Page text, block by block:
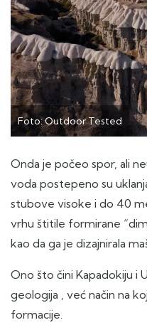
Foto: Outdoor Tested
Onda je počeo spor, ali
voda postepeno su
stubove visoke i do 40
vrhu štitile formirane
kao da ga je dizajnirala
Ono što čini Kapadokiju i
geologija , već način na
formacije.